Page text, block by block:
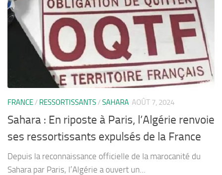
FRANCE / RESSORTISSANTS /SAHARA AOÛT 7, 2024
Sahara : En riposte à Paris, l’Algérie renvoie
ses ressortissants expulsés de la France
Depuis la reconnaissance officielle de la marocanité du
Sahara par Paris, l’Algérie a ouvert un...